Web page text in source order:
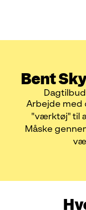
Bent
Dagtilbud
Arbejde med
"værktøj" til
Måske